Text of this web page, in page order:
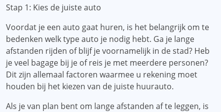
Stap 1: Kies de juiste auto
Voordat je een auto gaat huren, is het belangrijk om te
bedenken welk type auto je nodig hebt. Ga je lange
afstanden rijden of blijf je voornamelijk in de stad? Heb
je veel bagage bij je of reis je met meerdere personen?
Dit zijn allemaal factoren waarmee u rekening moet
houden bij het kiezen van de juiste huurauto.
Als je van plan bent om lange afstanden af ​​te leggen, is